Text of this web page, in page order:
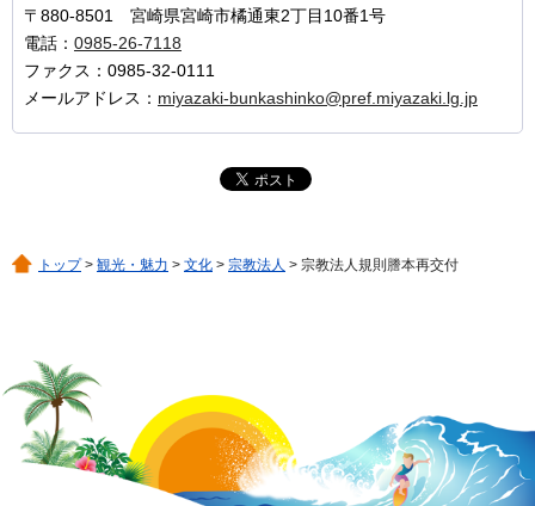
〒880-8501 宮崎県宮崎市橘通東2丁目10番1号
電話： 0985-26-7118
ファクス：0985-32-0111
メールアドレス： miyazaki-bunkashinko@pref.miyazaki.lg.jp
トップ> 観光・魅力 > 文化 > 宗教法人 > 宗教法人規則謄本再交付